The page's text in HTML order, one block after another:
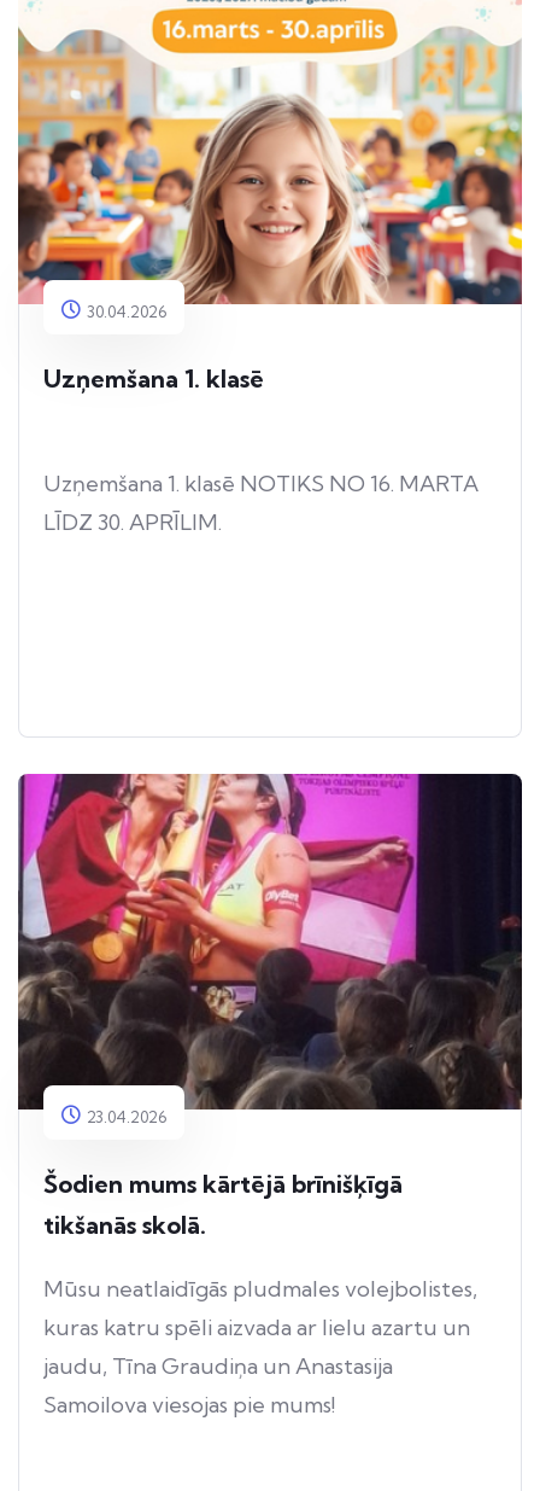
30.04.2026
Uzņemšana 1. klasē
Uzņemšana 1. klasē NOTIKS NO 16. MARTA
LĪDZ 30. APRĪLIM.
23.04.2026
Šodien mums kārtējā brīnišķīgā
tikšanās skolā.
Mūsu neatlaidīgās pludmales volejbolistes,
kuras katru spēli aizvada ar lielu azartu un
jaudu, Tīna Graudiņa un Anastasija
Samoilova viesojas pie mums!